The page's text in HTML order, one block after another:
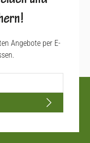
Angebote per E-